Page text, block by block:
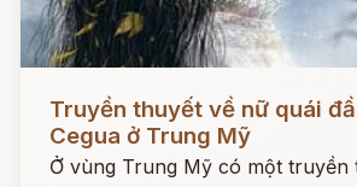
Đọc ngay
Truyền thuyết về nữ quái
Cegua ở Trung Mỹ
Ở vùng Trung Mỹ có một truyền